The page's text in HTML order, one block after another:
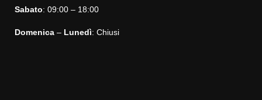
Sabato: 09:00 – 18:00
Domenica– Lunedì: Chiusi